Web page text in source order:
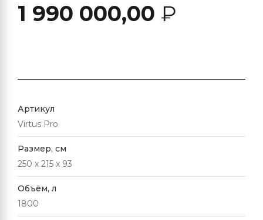
1 990 000,00 ₽
Артикул
Virtus Pro
Размер, см
250 x 215 x 93
Объём, л
1800